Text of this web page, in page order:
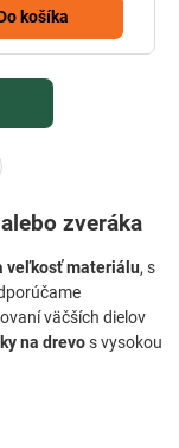
košíka
zveráka
veľkosť materiálu, s
väčších dielov
na drevos vysokou